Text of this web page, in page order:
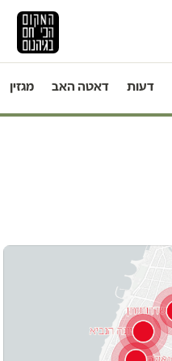
דעות דאטה האב מגזין